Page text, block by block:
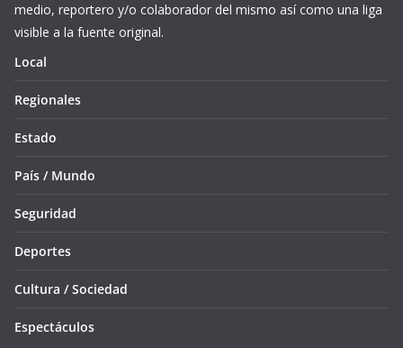
medio, reportero y/o colaborador del mismo así como una liga
visible a la fuente original.
Local
Regionales
Estado
País / Mundo
Seguridad
Deportes
Cultura / Sociedad
Espectáculos